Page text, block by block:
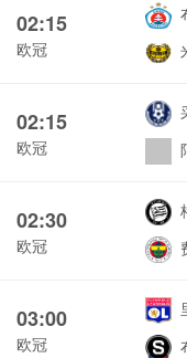
02:15
欧冠
02:15
欧冠
02:30
欧冠
03:00
欧冠